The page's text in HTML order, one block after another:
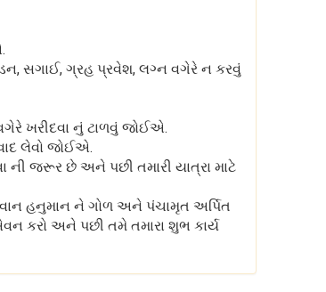
સગાઈ, ગ્રહ પ્રવેશ, લગ્ન વગેરે ન કરવું
ખરીદવા નું ટાળવું જોઈએ.
લેવો જોઈએ.
ની જરૂર છે અને પછી તમારી યાત્રા માટે
હનુમાન ને ગોળ અને પંચામૃત અર્પિત
કરો અને પછી તમે તમારા શુભ કાર્ય